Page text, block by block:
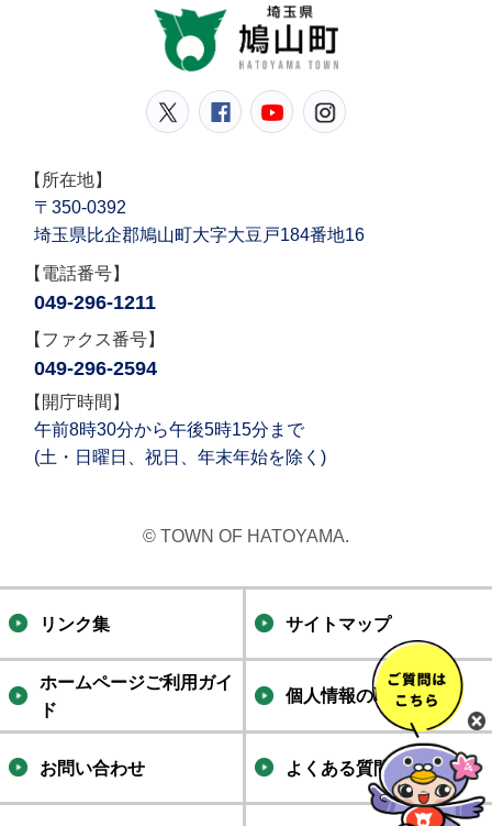
鳩山町公式Twitter
鳩山町公式Facebook
鳩山町公式
【所在地】
〒350-0392
埼玉県比企郡鳩山町大字大豆戸184番地16
【電話番号】
049-296-1211
【ファクス番号】
049-296-2594
【開庁時間】
午前8時30分から午後5時15分まで
(土・日曜日、祝日、年末年始を除く)
© TOWN OF HATOYAMA.
リンク集 サイトマップ
ホームページご利用ガイ
ド
個人情報の取り扱い
お問い合わせ よくある質問集